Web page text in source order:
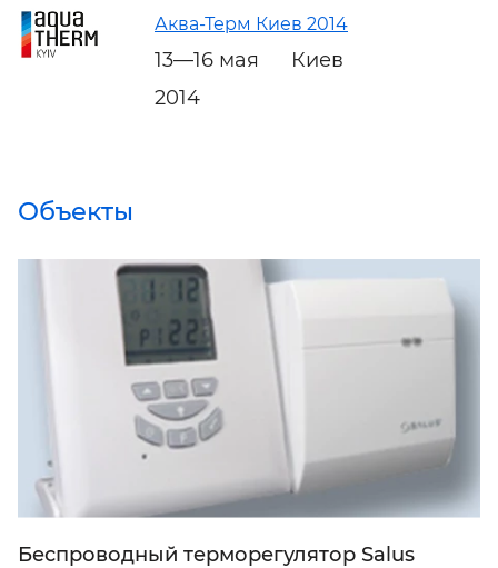
Аква-Терм Киев 2014
13—16 мая
2014
Киев
Объекты
Беспроводный терморегулятор Salus